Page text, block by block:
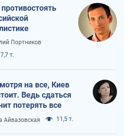
Портников
т.
на все, Киев
Ведь сдаться
потерять все
Айвазовская 11,5 т.